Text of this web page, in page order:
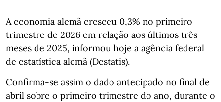
A economia alemã cresceu 0,3% no primeiro
trimestre de 2026 em relação aos últimos três
meses de 2025, informou hoje a agência federal
de estatística alemã (Destatis).
Confirma-se assim o dado antecipado no final de
abril sobre o primeiro trimestre do ano, durante o